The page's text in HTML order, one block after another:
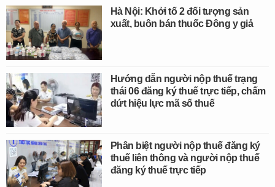
Hà Nội: Khởi tố 2 đối tượng sản
xuất, buôn bán thuốc Đông y giả
Hướng dẫn người nộp thuế trạng
thái 06 đăng ký thuế trực tiếp, chấm
dứt hiệu lực mã số thuế
Phân biệt người nộp thuế đăng ký
thuế liên thông và người nộp thuế
đăng ký thuế trực tiếp